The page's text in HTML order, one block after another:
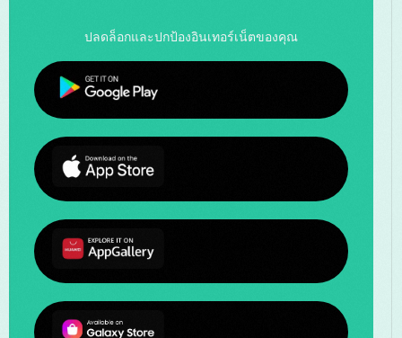
ปลดล็อกและปกป้องอินเทอร์เน็ตของคุณ